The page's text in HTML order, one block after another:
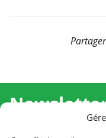
Recevez l'actualité
savoir plus sur nos